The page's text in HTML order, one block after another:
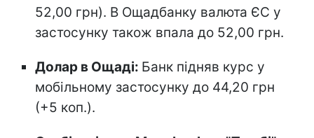
52,00 грн). В Ощадбанку валюта ЄС у
застосунку також впала до 52,00 грн.
Долар в Ощаді: Банк підняв курс у
мобільному застосунку до 44,20 грн
(+5 коп.).